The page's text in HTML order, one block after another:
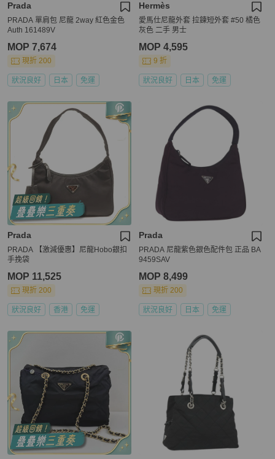
Prada
PRADA 單肩包 尼龍 2way 紅色金色
Auth 161489V
MOP 7,674
現折 200
狀況良好 日本 免運
Hermès
愛馬仕尼龍外套 拉鍊短外套 #50 橘色
灰色 二手 男士
MOP 4,595
9 折
狀況良好 日本 免運
Prada
PRADA 【激減優惠】尼龍Hobo銀扣
手挽袋
MOP 11,525
現折 200
狀況良好 香港 免運
Prada
PRADA 尼龍紫色銀色配件包 正品 BA
9459SAV
MOP 8,499
現折 200
狀況良好 日本 免運